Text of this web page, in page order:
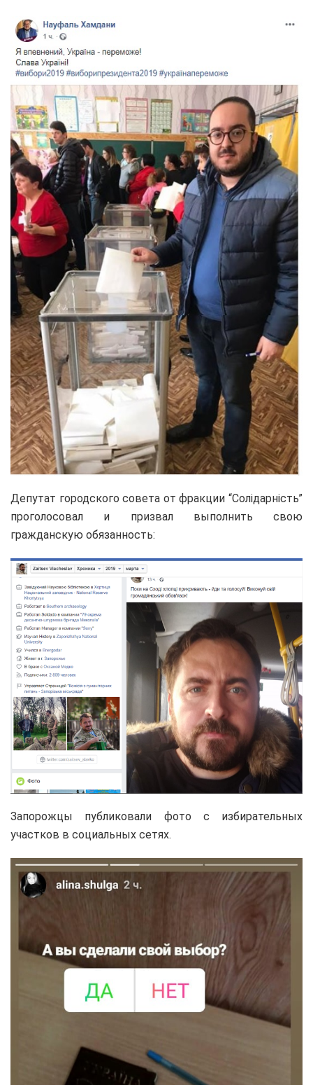
Депутат городского совета от фракции “Солідарність”
проголосовал и призвал выполнить свою
гражданскую обязанность:
Запорожцы публиковали фото с избирательных
участков в социальных сетях.